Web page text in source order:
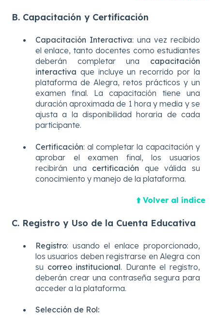
B. Capacitación y Certificación
Capacitación Interactiva: una vez recibido
el enlace, tanto docentes como estudiantes
deberán completar una capacitación
interactiva que incluye un recorrido por la
plataforma de Alegra, retos prácticos y un
examen final. La capacitación tiene una
duración aproximada de 1 hora y media y se
ajusta a la disponibilidad horaria de cada
participante.
Certificación: al completar la capacitación y
aprobar el examen final, los usuarios
recibirán una certificación que válida su
conocimiento y manejo de la plataforma.
⬆️ Volver al índice
C. Registro y Uso de la Cuenta Educativa
Registro: usando el enlace proporcionado,
los usuarios deben registrarse en Alegra con
su correo institucional. Durante el registro,
deberán crear una contraseña segura para
acceder a la plataforma.
Selección de Rol: